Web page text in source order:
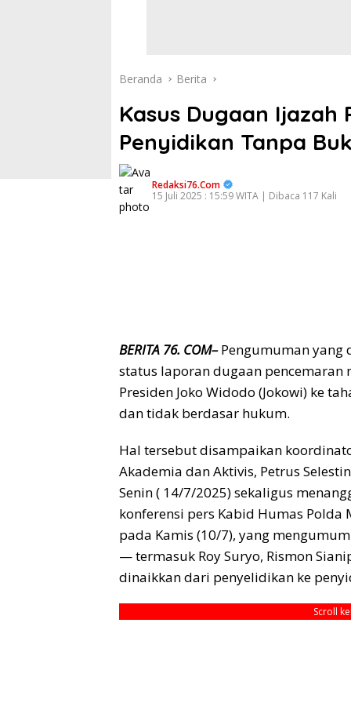
Beranda Berita
Kasus Dugaan Ijazah
Penyidikan Tanpa
Redaksi76.com
15 Juli 2025 : 15:59 WITA | Dibaca 117 Kali
BERITA 76. COM– Pengumuman yang
status laporan dugaan
Presiden Joko Widodo (Jokowi) ke
dan tidak berdasar hukum.
Hal tersebut disampaikan
Akademia dan Aktivis, Petrus
Senin ( 14/7/2025) sekaligus
konferensi pers Kabid Humas Polda
pada Kamis (10/7), yang
— termasuk Roy Suryo, Rismon
dinaikkan dari penyelidikan ke
Scroll